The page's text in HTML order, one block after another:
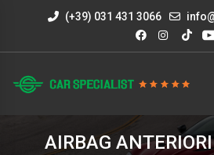
(+39) 031 431 3066
AIRBAG